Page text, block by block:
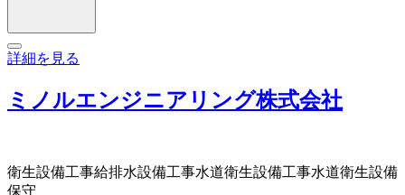
詳細を見る
ミノルエンジニアリング株式会社
衛生設備工事給排水設備工事水道衛生設備工事水道衛生設備
保守